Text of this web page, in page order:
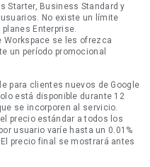
Starter, Business Standard y
No existe un límite
Enterprise.
Workspace se les ofrezca
un período promocional
para clientes nuevos de Google
está disponible durante 12
se incorporen al servicio.
precio estándar a todos los
usuario varíe hasta un 0.01%
precio final se mostrará antes